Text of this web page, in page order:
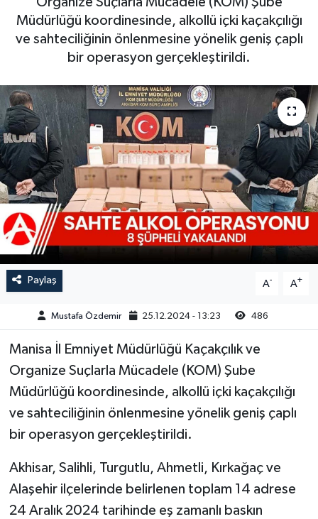
Müdürlüğü koordinesinde, alkollü içki kaçakçılığı
ve sahteciliğinin önlenmesine yönelik geniş çaplı
bir operasyon gerçekleştirildi.
Paylaş A- A+
Mustafa Özdemir 25.12.2024 - 13:23 486
Manisa İl Emniyet Müdürlüğü Kaçakçılık ve
Organize Suçlarla Mücadele (KOM) Şube
Müdürlüğü koordinesinde, alkollü içki kaçakçılığı
ve sahteciliğinin önlenmesine yönelik geniş çaplı
bir operasyon gerçekleştirildi.
Akhisar, Salihli, Turgutlu, Ahmetli, Kırkağaç ve
Alaşehir ilçelerinde belirlenen toplam 14 adrese
24 Aralık 2024 tarihinde eş zamanlı baskın
Magazin
Duyurular
Kadın
Teknoloji
Yerel Haber
Akhisar Emlak
Ülke
Etiketler
Duyurular
Tarım-Gıda
Sektörel
Röportaj
Dünya
Yaşam
Kadın
Teknoloji
Yerel Haber
Akhisar Emlak
Ülke
Etiketler